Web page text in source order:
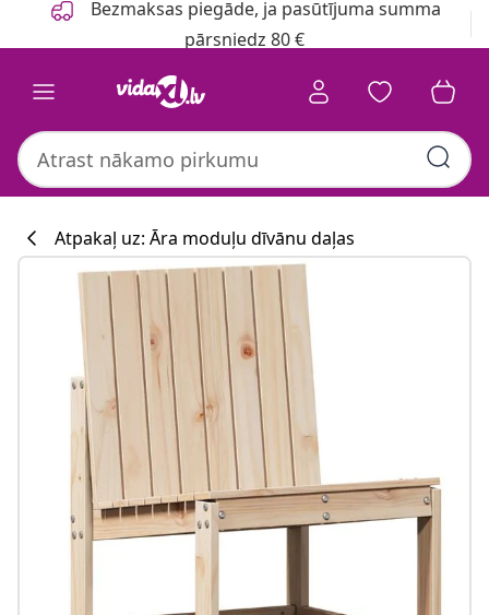
Bezmaksas piegāde, ja pasūtījuma summa
pārsniedz 80 €
Atpakaļ uz: Āra moduļu dīvānu daļas